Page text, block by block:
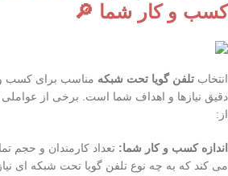
کسب و کار شما 🔎
انتخاب تلفن گویا تحت شبکه مناسب برای کسب و
دقیق نیازها و اهداف شما است. برخی از عواملی
از:
اندازه کسب و کار شما: تعداد کارمندان و حجم
می کند که به چه نوع تلفن گویا تحت شبکه ای